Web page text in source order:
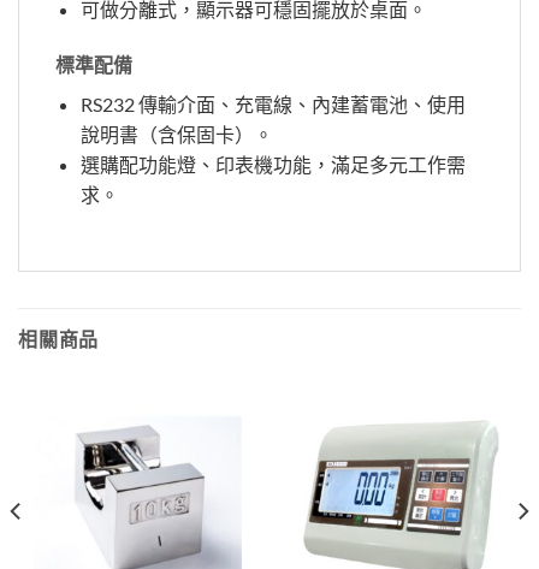
可做分離式，顯示器可穩固擺放於桌面。
標準配備
RS232 傳輸介面、充電線、內建蓄電池、使用
說明書（含保固卡）。
選購配功能燈、印表機功能，滿足多元工作需
求。
相關商品